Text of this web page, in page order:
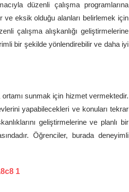
düzenli çalışma programlarına
ve eksik olduğu alanları belirlemek için
çalışma alışkanlığı geliştirmelerine
bir şekilde yönlendirebilir ve daha iyi
sunmak için hizmet vermektedir.
yapabilecekleri ve konuları tekrar
geliştirmelerine ve planlı bir
Öğrenciler, burada deneyimli